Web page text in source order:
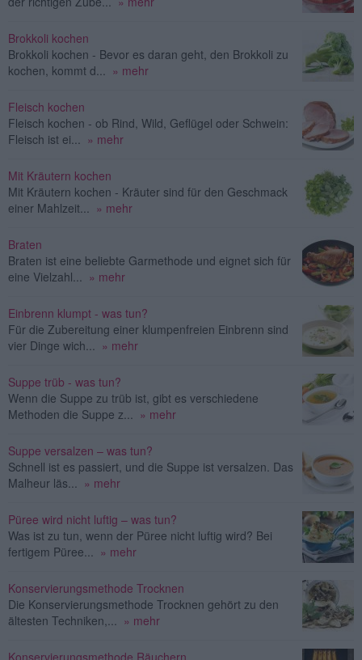
Brokkoli kochen
Brokkoli kochen - Bevor es daran geht, den Brokkoli zu
kochen, kommt d... » mehr
Fleisch kochen
Fleisch kochen - ob Rind, Wild, Geflügel oder Schwein:
Fleisch ist ei... » mehr
Mit Kräutern kochen
Mit Kräutern kochen - Kräuter sind für den Geschmack
einer Mahlzeit... » mehr
Braten
Braten ist eine beliebte Garmethode und eignet sich für
eine Vielzahl... » mehr
Einbrenn klumpt - was tun?
Für die Zubereitung einer klumpenfreien Einbrenn sind
vier Dinge wich... » mehr
Suppe trüb - was tun?
Wenn die Suppe zu trüb ist, gibt es verschiedene
Methoden die Suppe z... » mehr
Suppe versalzen – was tun?
Schnell ist es passiert, und die Suppe ist versalzen. Das
Malheur läs... » mehr
Püree wird nicht luftig – was tun?
Was ist zu tun, wenn der Püree nicht luftig wird? Bei
fertigem Püree... » mehr
Konservierungsmethode Trocknen
Die Konservierungsmethode Trocknen gehört zu den
ältesten Techniken,... » mehr